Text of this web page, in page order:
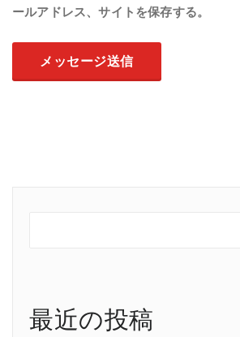
ールアドレス、サイトを保存する。
最近の投稿